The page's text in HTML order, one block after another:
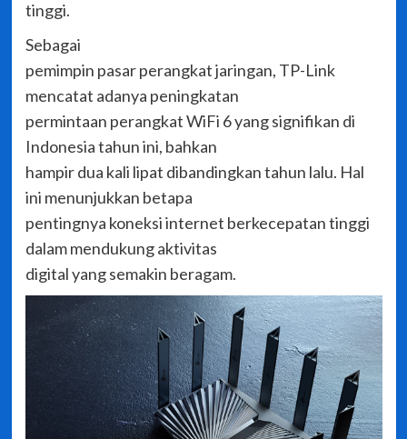
tinggi.
Sebagai
pemimpin pasar perangkat jaringan, TP-Link
mencatat adanya peningkatan
permintaan perangkat WiFi 6 yang signifikan di
Indonesia tahun ini, bahkan
hampir dua kali lipat dibandingkan tahun lalu. Hal
ini menunjukkan betapa
pentingnya koneksi internet berkecepatan tinggi
dalam mendukung aktivitas
digital yang semakin beragam.